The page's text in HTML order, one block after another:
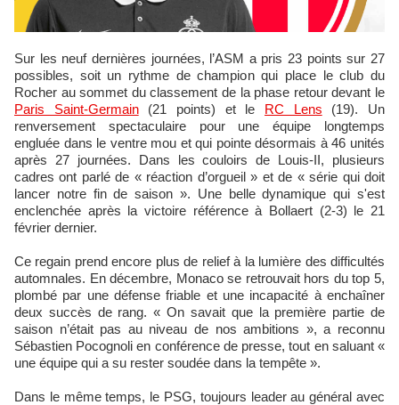
Sur les neuf dernières journées, l’ASM a pris 23 points sur 27
possibles, soit un rythme de champion qui place le club du
Rocher au sommet du classement de la phase retour devant le
Paris Saint-Germain(21 points) et le RC Lens (19). Un
renversement spectaculaire pour une équipe longtemps
engluée dans le ventre mou et qui pointe désormais à 46 unités
après 27 journées. Dans les couloirs de Louis-II, plusieurs
cadres ont parlé de « réaction d’orgueil » et de « série qui doit
lancer notre fin de saison ». Une belle dynamique qui s'est
enclenchée après la victoire référence à Bollaert (2-3) le 21
février dernier.
Ce regain prend encore plus de relief à la lumière des difficultés
automnales. En décembre, Monaco se retrouvait hors du top 5,
plombé par une défense friable et une incapacité à enchaîner
deux succès de rang. « On savait que la première partie de
saison n’était pas au niveau de nos ambitions », a reconnu
Sébastien Pocognoli en conférence de presse, tout en saluant «
une équipe qui a su rester soudée dans la tempête ».
Dans le même temps, le PSG, toujours leader au général avec